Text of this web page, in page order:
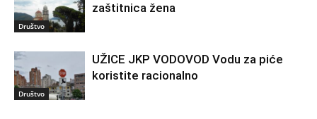
Društvo
zaštitnica žena
Društvo
UŽICE JKP VODOVOD Vodu za piće
koristite racionalno